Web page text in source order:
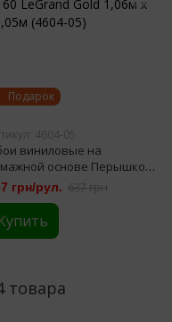
Подарок
4604-05
виниловые на
основе Перышко
Славянские обои В160
Gold 1,06м х 10,05м
05)
грн/рул. 637 грн
Купить
товара